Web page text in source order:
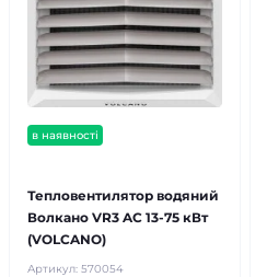
в наявності
Тепловентилятор водяний
Волкано VR3 AC 13-75 кВт
(VOLCANO)
Артикул: 570054